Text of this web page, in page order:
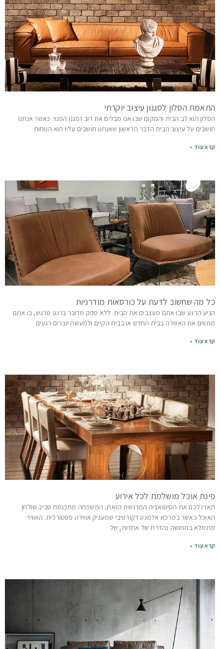
התאמת הסלון לסגנון עיצוב יוקרתי
הסלון הוא לב הבית והמקום שבו אנו מבלים את רוב זמננו הפנוי. כאשר אנחנו
חושבים על עיצוב הבית הדבר הראשון שאנחנו חושבים עליו הוא הנוחות
קרא עוד »
כל מה שחשוב לדעת על כורסאות מודרניות
הגיע הרגע שבו אתם מעצבים את הבית. ללא ספק מדובר ברגע מרגש, בו אתם
מתווים את האווירה בבית החדש או בבית הקיים ולמעשה יוצרים רגעים
קרא עוד »
פינת אוכל מושלמת לכל אירוע
תארו לכם את הסיטואציה המרגשת הזאת, המשפחה מתכנסת סביב שולחן
האוכל כאשר במרכזו אלמנט דקורטיבי שמעניק אווירה פסטורלית. האוויר
מתמלא בתחושה נהדרת של אחדות, של
קרא עוד »